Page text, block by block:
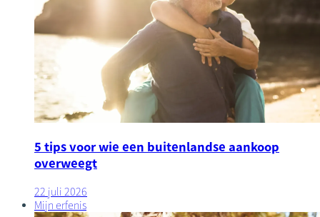
5 tips voor wie een buitenlandse aankoop
overweegt
22 juli 2026
Mijn erfenis